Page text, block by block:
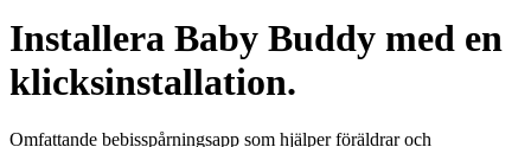
Installera Baby Buddy med en
klicksinstallation.
Omfattande bebisspårningsapp som hjälper föräldrar och